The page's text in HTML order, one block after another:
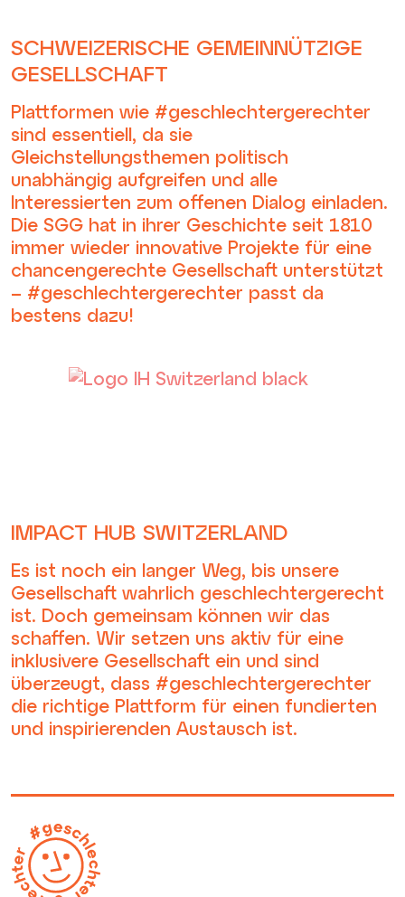
SCHWEIZERISCHE GEMEINNÜTZIGE
GESELLSCHAFT
Plattformen wie #geschlechtergerechter
sind essentiell, da sie
Gleichstellungsthemen politisch
unabhängig aufgreifen und alle
Interessierten zum offenen Dialog einladen.
Die SGG hat in ihrer Geschichte seit 1810
immer wieder innovative Projekte für eine
chancengerechte Gesellschaft unterstützt
– #geschlechtergerechter passt da
bestens dazu!
IMPACT HUB SWITZERLAND
Es ist noch ein langer Weg, bis unsere
Gesellschaft wahrlich geschlechtergerecht
ist. Doch gemeinsam können wir das
schaffen. Wir setzen uns aktiv für eine
inklusivere Gesellschaft ein und sind
überzeugt, dass #geschlechtergerechter
die richtige Plattform für einen fundierten
und inspirierenden Austausch ist.